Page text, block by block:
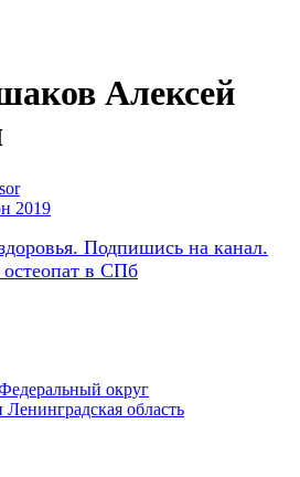
Алексей
2019
Подпишись на канал.
остеопат в СПб
округ
область